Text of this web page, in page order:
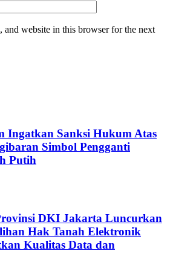
and website in this browser for the next
Ingatkan Sanksi Hukum Atas
Simbol Pengganti
Putih
DKI Jakarta Luncurkan
Hak Tanah Elektronik
Kualitas Data dan